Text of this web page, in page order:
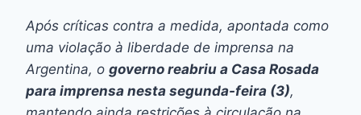
Após críticas contra a medida, apontada como
uma violação à liberdade de imprensa na
Argentina, o governo reabriu a Casa Rosada
para imprensa nesta segunda-feira (3),